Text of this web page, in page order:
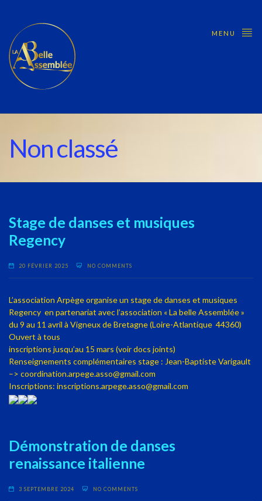
MENU
Non classé
Stage de danses et musiques
Regency
20 FÉVRIER 2025 NO COMMENTS
L’association Arpège organise un stage de danses et musiques
Regency en partenariat avec l’association « La belle Assemblée »
du 9 au 11 avril à Vigneux de Bretagne (Loire-Atlantique 44360)
Ouvert à tous
inscriptions jusqu’au 15 mars (voir docs joints)
Renseignements complémentaires stage : Jean-Baptiste Varigault
–> coordination.arpege.asso@gmail.com
Inscriptions: inscriptions.arpege.asso@gmail.com
Démonstration de danses
renaissance italienne
3 SEPTEMBRE 2024 NO COMMENTS